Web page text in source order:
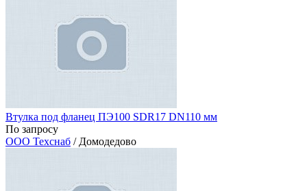
Втулка под фланец ПЭ100 SDR17 DN110 мм
По запросу
ООО Техснаб / Домодедово